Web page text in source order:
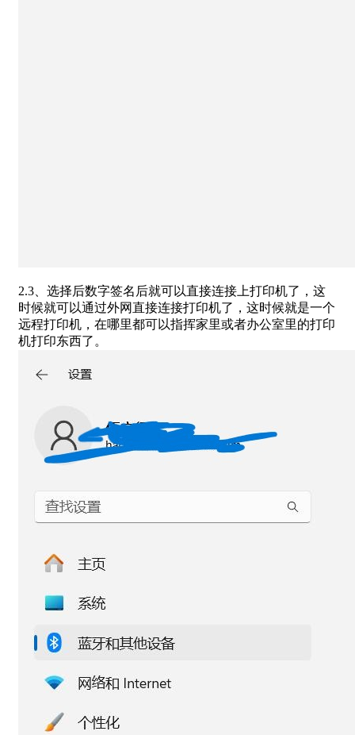
2.3、选择后数字签名后就可以直接连接上打印机了，这
时候就可以通过外网直接连接打印机了，这时候就是一个
远程打印机，在哪里都可以指挥家里或者办公室里的打印
机打印东西了。